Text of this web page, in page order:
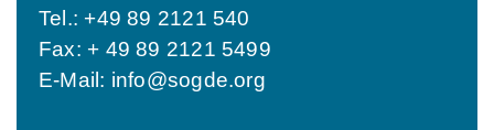
Tel.: +49 89 2121 540
Fax: + 49 89 2121 5499
E-Mail: info@sogde.org